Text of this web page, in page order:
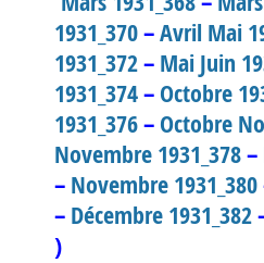
1931_370–Avril Mai
1931_372– Mai Juin
1931_374– Octobre
1931_376– Octobre
Novembre 1931_378–
– Novembre 1931_380
– Décembre 1931_382
)